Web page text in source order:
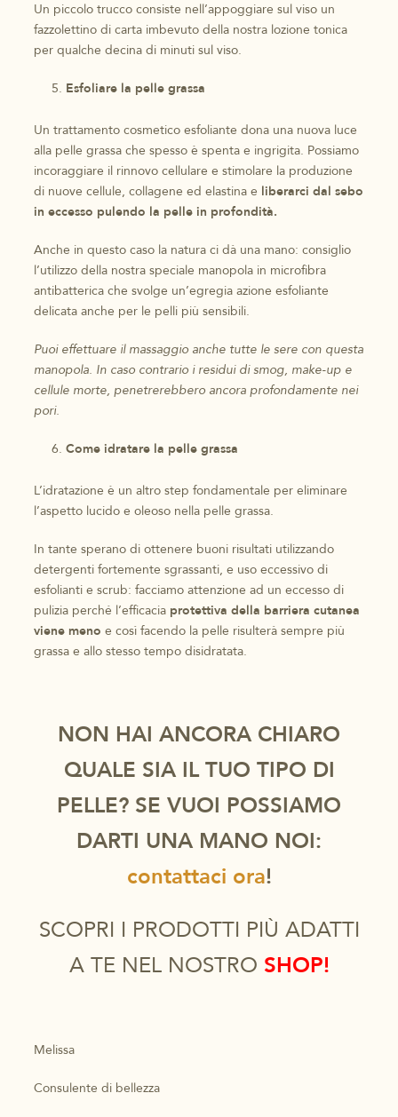
Un piccolo trucco consiste nell’appoggiare sul viso un
fazzolettino di carta imbevuto della nostra lozione tonica
per qualche decina di minuti sul viso.
Esfoliare la pelle grassa
Un trattamento cosmetico esfoliante dona una nuova luce
alla pelle grassa che spesso è spenta e ingrigita. Possiamo
incoraggiare il rinnovo cellulare e stimolare la produzione
di nuove cellule, collagene ed elastina e liberarci dal sebo
in eccesso pulendo la pelle in profondità.
Anche in questo caso la natura ci dà una mano: consiglio
l’utilizzo della nostra speciale manopola in microfibra
antibatterica che svolge un’egregia azione esfoliante
delicata anche per le pelli più sensibili.
Puoi effettuare il massaggio anche tutte le sere con questa
manopola. In caso contrario i residui di smog, make-up e
cellule morte, penetrerebbero ancora profondamente nei
pori.
Come idratare la pelle grassa
L’idratazione è un altro step fondamentale per eliminare
l’aspetto lucido e oleoso nella pelle grassa.
In tante sperano di ottenere buoni risultati utilizzando
detergenti fortemente sgrassanti, e uso eccessivo di
esfolianti e scrub: facciamo attenzione ad un eccesso di
pulizia perché l’efficacia protettiva della barriera cutanea
viene meno e così facendo la pelle risulterà sempre più
grassa e allo stesso tempo disidratata.
NON HAI ANCORA CHIARO
QUALE SIA IL TUO TIPO DI
PELLE? SE VUOI POSSIAMO
DARTI UNA MANO NOI:
contattaci ora!
SCOPRI I PRODOTTI PIÙ ADATTI
A TE NEL NOSTRO SHOP!
Melissa
Consulente di bellezza